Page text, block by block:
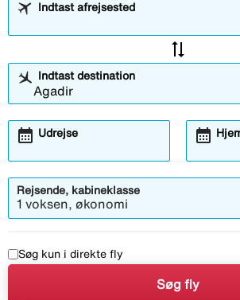
Indtast afrejsested
sync_alt
Indtast destination
Udrejse
calendar_month calendar_month
Rejsende, kabineklasse
1 voksen, økonomi
Søg kun i direkte fly
Søg fly